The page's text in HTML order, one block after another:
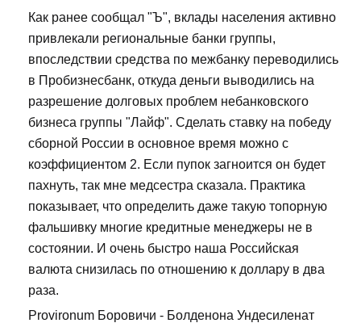
Как ранее сообщал "Ъ", вклады населения активно
привлекали региональные банки группы,
впоследствии средства по межбанку переводились
в Пробизнесбанк, откуда деньги выводились на
разрешение долговых проблем небанковского
бизнеса группы "Лайф". Сделать ставку на победу
сборной России в основное время можно с
коэффициентом 2. Если пупок загноится он будет
пахнуть, так мне медсестра сказала. Практика
показывает, что определить даже такую топорную
фальшивку многие кредитные менеджеры не в
состоянии. И очень быстро наша Российская
валюта снизилась по отношению к доллару в два
раза.
Provironum Боровичи - Болденона Ундесиленат